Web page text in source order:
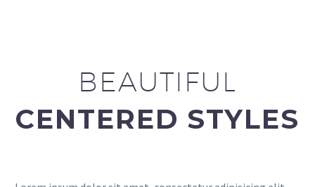
BEAUTIFUL
CENTERED STYLES